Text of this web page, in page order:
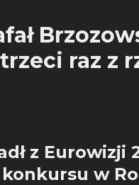
raz z
z Eurowizji
konkursu w